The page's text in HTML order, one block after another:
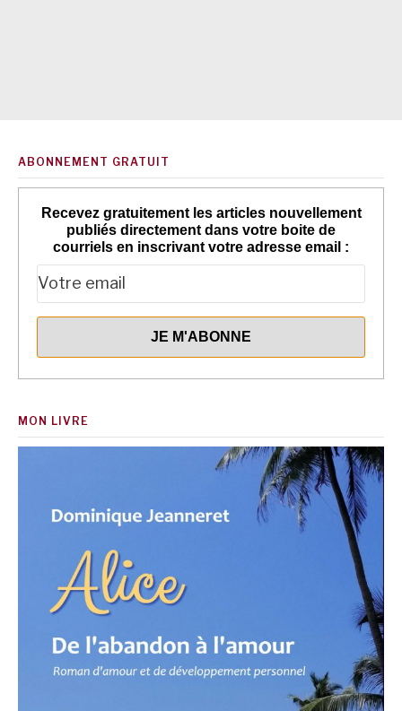
ABONNEMENT GRATUIT
Recevez gratuitement les articles nouvellement
publiés directement dans votre boite de
courriels en inscrivant votre adresse email :
MON LIVRE